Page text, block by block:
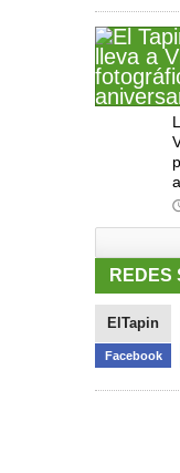
REDES
ElTapin
Facebook